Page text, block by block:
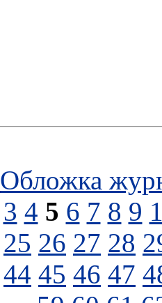
Обложка
3 4 5 6 7 8 9
25 26 27 28
44 45 46 47